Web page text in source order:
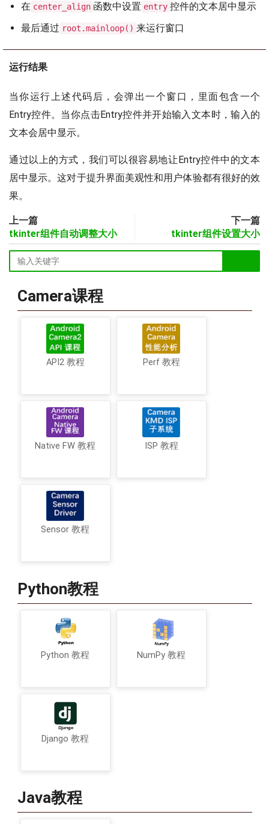
在 center_align 函数中设置 entry 控件的文本居中显示
最后通过 root.mainloop() 来运行窗口
运行结果
当你运行上述代码后，会弹出一个窗口，里面包含一个
Entry控件。当你点击Entry控件并开始输入文本时，输入的
文本会居中显示。
通过以上的方式，我们可以很容易地让Entry控件中的文本
居中显示。这对于提升界面美观性和用户体验都有很好的效
果。
上一篇
tkinter组件自动调整大小
下一篇
tkinter组件设置大小
Camera课程
API2 教程 Perf 教程
Native FW 教程 ISP 教程
Sensor 教程
Python教程
Python 教程 NumPy 教程
Django 教程
Java教程